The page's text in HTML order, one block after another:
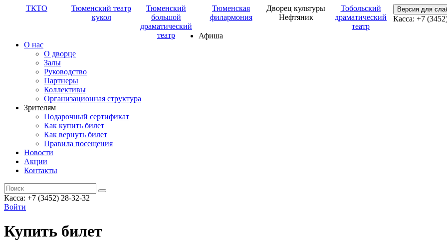
ТКТО
Тюменский театр
кукол
Тюменский
большой
драматический
театр
Тюменская
филармония
Дворец культуры
Нефтяник
Тобольский
драматический
театр
Версия для
Касса: +7
Афиша
О нас
О дворце
Залы
Руководство
Партнеры
Коллективы
Организационная структура
Зрителям
Подарочный сертификат
Как купить билет
Как вернуть билет
Правила посещения
Новости
Акции
Контакты
Касса: +7 (3452) 28-32-32
Войти
Купить билет